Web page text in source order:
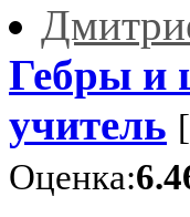
Гебры и
учитель
Оценка: